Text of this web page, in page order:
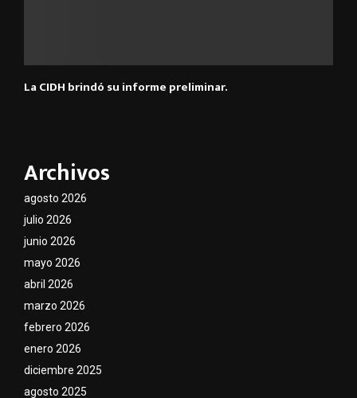
La CIDH brindó su informe preliminar.
Archivos
agosto 2026
julio 2026
junio 2026
mayo 2026
abril 2026
marzo 2026
febrero 2026
enero 2026
diciembre 2025
agosto 2025